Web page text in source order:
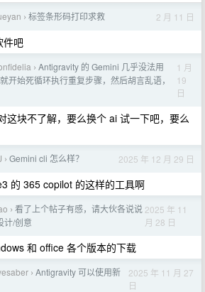
› 标签条形码打印求救 2 月 11 日
件吧
› Antigravity 的 Gemini 几乎没法用
开始死循环执行重复步骤，然后胡言乱语，
1 月
19
日
这块不了解，要么换个 ai 试一下吧，要么
› Gemini cli 怎么样？ 2025 年 12 月 29 日
的 365 copilot 的这样的工具啊
› 看了上个帖子有感，请大伙各说说
计/创意
2025 年 11
月 28 日
和 office 各个版本的下载
› Antigravity 可以使用新
2025 年 11 月 27
日